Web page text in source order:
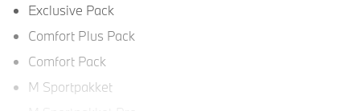
Exclusive Pack
Comfort Plus Pack
Comfort Pack
M Sportpakket